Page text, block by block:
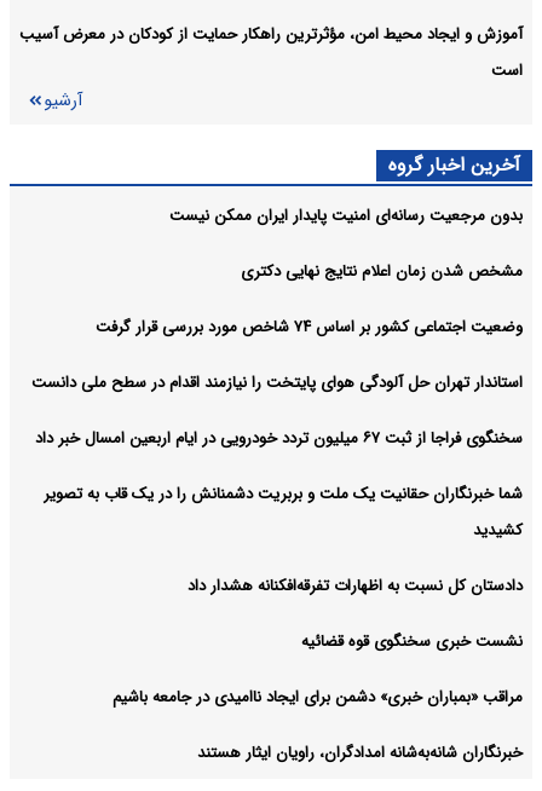
آموزش و ایجاد محیط امن، مؤثرترین راهکار حمایت از کودکان در معرض آسیب
است
آرشیو
آخرین اخبار گروه
بدون مرجعیت رسانه‌ای امنیت پایدار ایران ممکن نیست
مشخص شدن زمان اعلام نتایج نهایی دکتری
وضعیت اجتماعی کشور بر اساس ۷۴ شاخص مورد بررسی قرار گرفت
استاندار تهران حل آلودگی هوای پایتخت را نیازمند اقدام در سطح ملی دانست
سخنگوی فراجا از ثبت ۶۷ میلیون تردد خودرویی در ایام اربعین امسال خبر داد
شما خبرنگاران حقانیت یک ملت و بربریت دشمنانش را در یک قاب به تصویر
کشیدید
دادستان کل نسبت به اظهارات تفرقه‌افکنانه هشدار داد
نشست خبری سخنگوی قوه قضائیه
مراقب «بمباران خبری» دشمن برای ایجاد ناامیدی در جامعه باشیم
خبرنگاران شانه‌به‌شانه امدادگران، راویان ایثار هستند